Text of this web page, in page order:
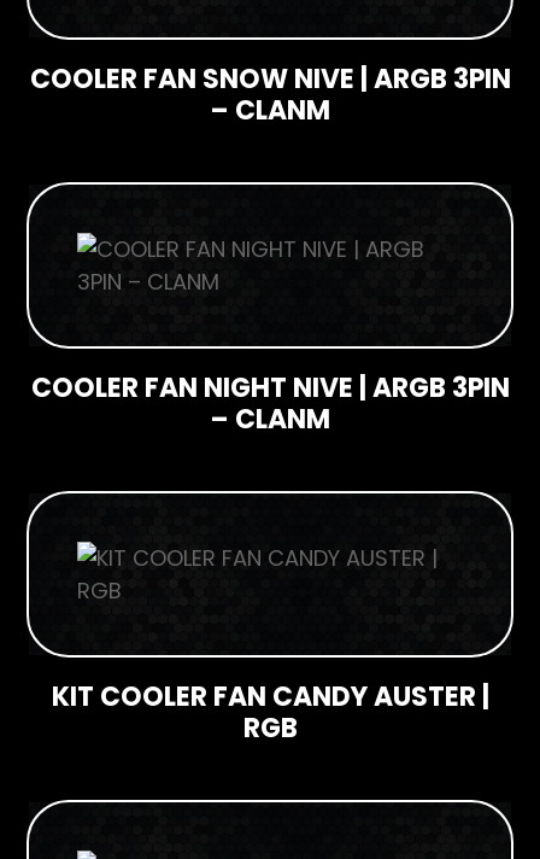
COOLER FAN SNOW NIVE | ARGB 3PIN
– CLANM
COOLER FAN NIGHT NIVE | ARGB 3PIN
– CLANM
KIT COOLER FAN CANDY AUSTER |
RGB